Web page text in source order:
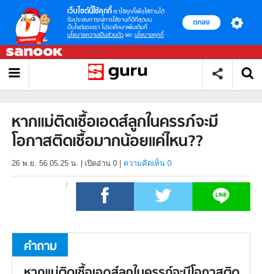
เว็บไซต์นี้ใช้คุกกี้ เราใช้คุกกี้เพื่อให้ท่านได้
รับประสบการณ์การใช้งานที่ดีที่สุดบน
เว็บไซต์ของเรา โปรดศึกษาเพิ่มเติมที่
นโยบายความเป็นส่วนตัว และ นโยบายคุกกี้
ตกลง
หากแม่ติดเชื้อเอดส์ลูกในครรภ์จะมี
โอกาสติดเชื้อมากน้อยแค่ไหน??
26 พ.ย. 56 05.25 น. เปิดอ่าน 0 ความคิดเห็น 0
คำถาม